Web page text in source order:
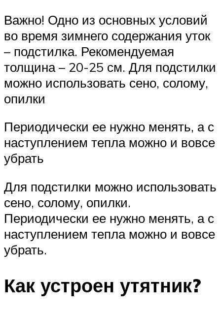
Важно! Одно из основных условий
во время зимнего содержания уток
– подстилка. Рекомендуемая
толщина – 20-25 см. Для подстилки
можно использовать сено, солому,
опилки
Периодически ее нужно менять, а с
наступлением тепла можно и вовсе
убрать
Для подстилки можно использовать
сено, солому, опилки.
Периодически ее нужно менять, а с
наступлением тепла можно и вовсе
убрать.
Как устроен утятник?